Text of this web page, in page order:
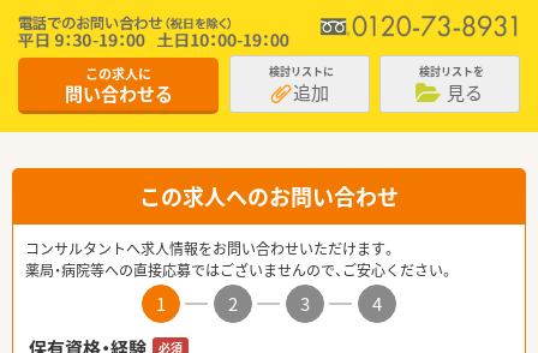
この求人に
問い合わせる
検討リストに
追加
検討リストを
見る
この求人へのお問い合わせ
コンサルタントへ求人情報をお問い合わせいただけます。
薬局・病院等への直接応募ではございませんので、ご安心ください。
1 2 3
4
必須